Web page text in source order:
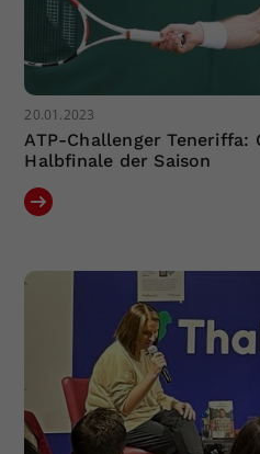
20.01.2023
ATP-Challenger
Halbfinale der Saison